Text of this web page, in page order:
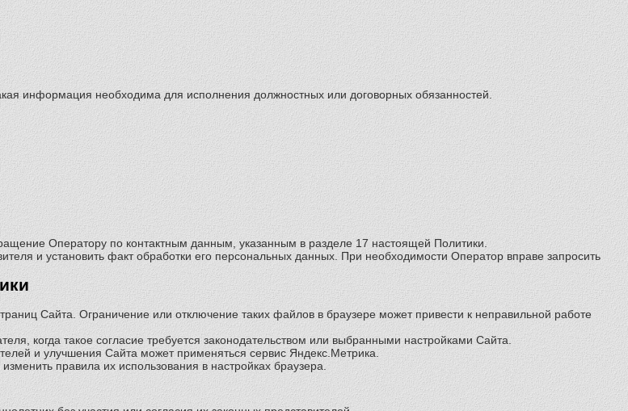
информация необходима для исполнения должностных или договорных обязанностей.
Оператору по контактным данным, указанным в разделе 17 настоящей Политики.
и установить факт обработки его персональных данных. При необходимости Оператор вправе запросить
Сайта. Ограничение или отключение таких файлов в браузере может привести к неправильной работе
когда такое согласие требуется законодательством или выбранными настройками Сайта.
и улучшения Сайта может применяться сервис Яндекс.Метрика.
правила их использования в настройках браузера.